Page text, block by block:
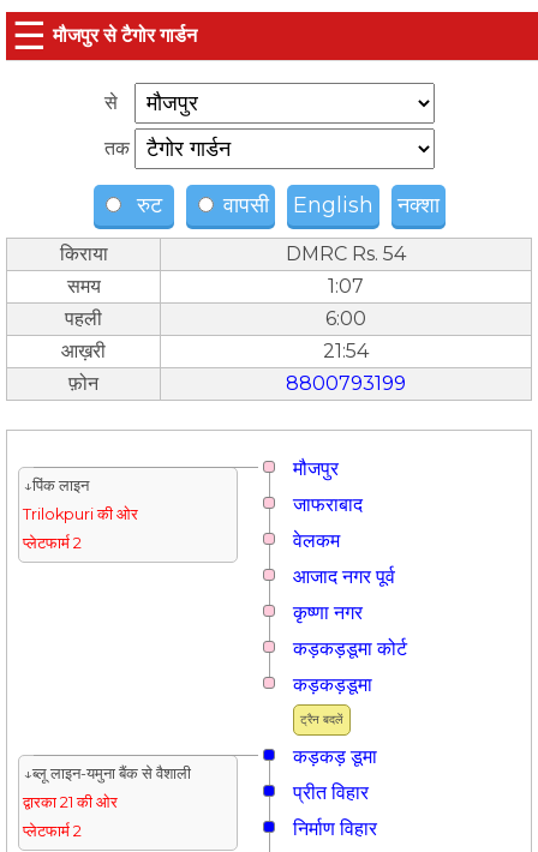
☰ मौजपुर से टैगोर गार्डन
से
तक
रुट वापसी English नक्शा
किराया
DMRC Rs. 54
समय
1:07
पहली
6:00
आख़री
21:54
फ़ोन
8800793199
मौजपुर
↓पिंक लाइन
Trilokpuri की ओर
प्लेटफार्म 2
जाफराबाद
वेलकम
आजाद नगर पूर्व
कृष्णा नगर
कड़कड़डूमा कोर्ट
ट्रैन बदलें
कड़कड़डूमा
कड़कड़ डूमा
↓ब्लू लाइन-यमुना बैंक से वैशाली
द्वारका 21 की ओर
प्लेटफार्म 2
प्रीत विहार
निर्माण विहार